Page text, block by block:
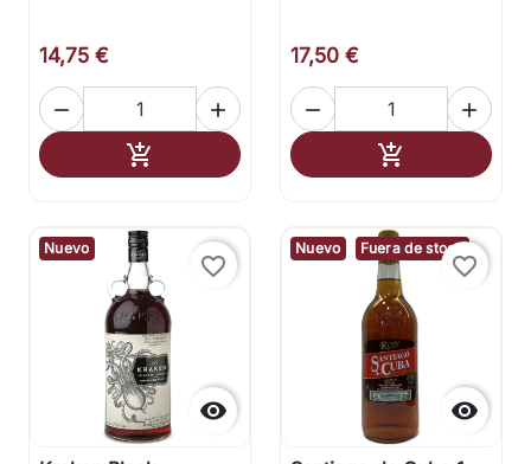
14,75 €
 
 Añadir al carrito
17,50 €
 
 Añadir al
Nuevo

favorite_border
Nuevo Fuera de stock

favorite_border